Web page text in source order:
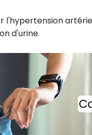
l'hypertension
d'urine.